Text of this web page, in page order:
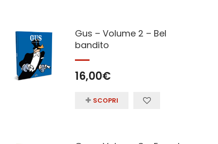
Gus – Volume 2 – Bel
bandito
16,00€
SCOPRI